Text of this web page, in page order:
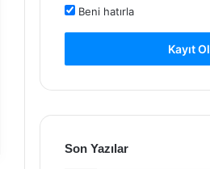
Beni hatırla
Kayıt Ol
Son Yazılar